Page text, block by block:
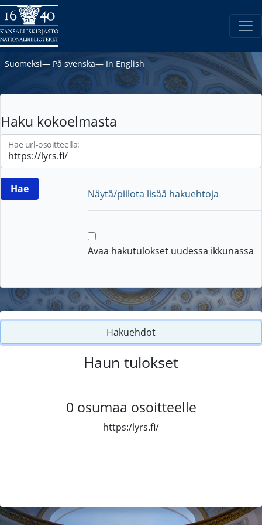
Suomeksi― På svenska― In English
Haku kokoelmasta
Hae url-osoitteella:
Näytä/piilota lisää hakuehtoja
Avaa hakutulokset uudessa ikkunassa
Hakuehdot
Haun tulokset
0 osumaa osoitteelle
https:/lyrs.fi/